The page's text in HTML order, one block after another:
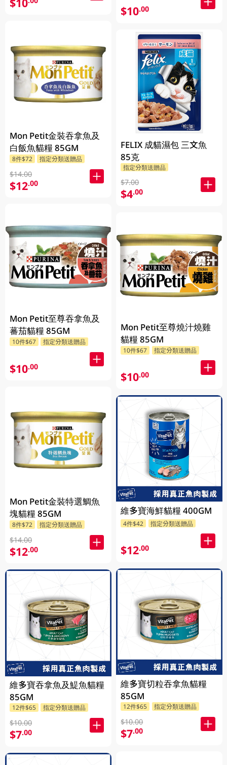
Mon Petit金裝吞拿魚及
白飯魚貓糧 85GM
8件$72 指定分類送贈品
$14.00
$12.00
Mon Petit至尊吞拿魚及
蕃茄貓糧 85GM
10件$67 指定分類送贈品
$10.00
Mon Petit金裝特選鯛魚
塊貓糧 85GM
8件$72 指定分類送贈品
$14.00
$12.00
維多寶吞拿魚及鯷魚貓糧
85GM
12件$65 指定分類送贈品
$10.00
$7.00
$10.00
FELIX 成貓濕包 三文魚
85克
指定分類送贈品
$7.00
$4.00
Mon Petit至尊燒汁燒雞
貓糧 85GM
10件$67 指定分類送贈品
$10.00
維多寶海鮮貓糧 400GM
4件$42 指定分類送贈品
$12.00
維多寶切粒吞拿魚貓糧
85GM
12件$65 指定分類送贈品
$10.00
$7.00